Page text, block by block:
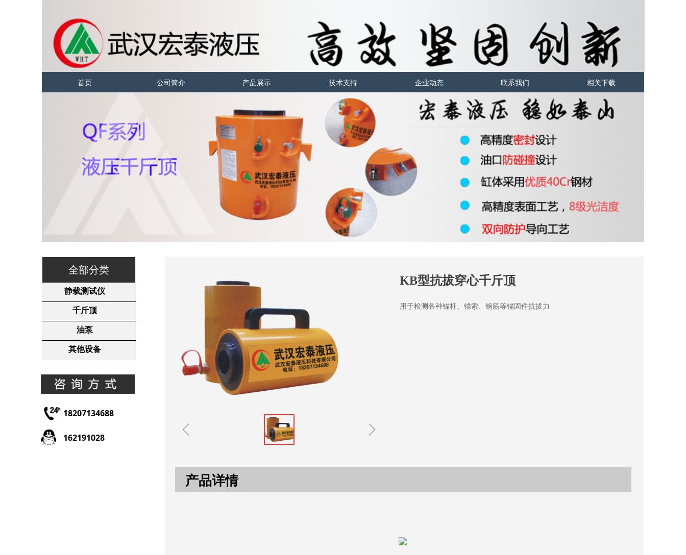
首页 公司简介 产品展示 技术支持 企业动态 联系我们 相关下载
ꁆ ꁇ
KB型抗拔穿心千斤顶
用于检测各种锚杆、锚索、钢筋等锚固件抗拔力
产品详情
18207134688
162191028
全部分类
静载测试仪
千斤顶
油泵
其他设备